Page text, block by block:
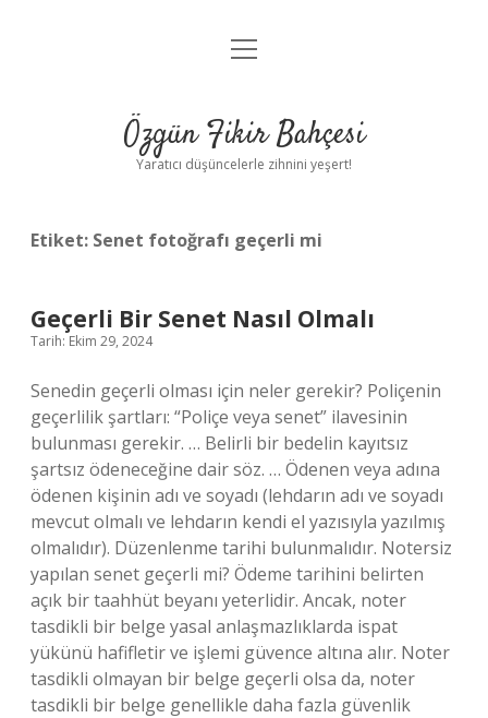
Anasayfa
Yasal Uyarı
menüyü
Özgün Fikir Bahçesi
Yaratıcı düşüncelerle zihnini yeşert!
Etiket: Senet fotoğrafı geçerli mi
Geçerli Bir Senet Nasıl Olmalı
Tarih: Ekim 29, 2024
Senedin geçerli olması için neler gerekir? Poliçenin
geçerlilik şartları: “Poliçe veya senet” ilavesinin
bulunması gerekir. … Belirli bir bedelin kayıtsız
şartsız ödeneceğine dair söz. … Ödenen veya adına
ödenen kişinin adı ve soyadı (lehdarın adı ve soyadı
mevcut olmalı ve lehdarın kendi el yazısıyla yazılmış
olmalıdır). Düzenlenme tarihi bulunmalıdır. Notersiz
yapılan senet geçerli mi? Ödeme tarihini belirten
açık bir taahhüt beyanı yeterlidir. Ancak, noter
tasdikli bir belge yasal anlaşmazlıklarda ispat
yükünü hafifletir ve işlemi güvence altına alır. Noter
tasdikli olmayan bir belge geçerli olsa da, noter
tasdikli bir belge genellikle daha fazla güvenlik